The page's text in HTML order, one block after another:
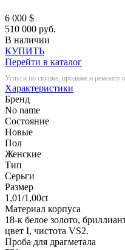
6 000 $
510 000 руб.
В наличии
КУПИТЬ
Перейти в каталог
Услуги по скупке, продаже и
Характеристики
Бренд
No name
Состояние
Новые
Пол
Женские
Тип
Серьги
Размер
1,01/1,00ct
Материал корпуса
18-к белое золото,
цвет I, чистота VS2.
Проба для драгметала